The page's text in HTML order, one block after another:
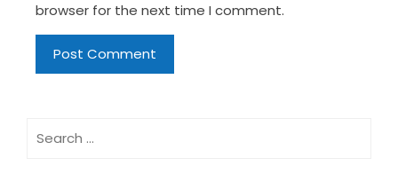
browser for the next time I comment.
for: